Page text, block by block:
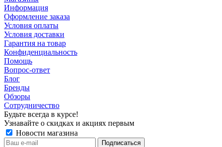
Информация
Оформление заказа
Условия оплаты
Условия доставки
Гарантия на товар
Конфиденциальность
Помощь
Вопрос-ответ
Блог
Бренды
Обзоры
Сотрудничество
Будьте всегда в курсе!
Узнавайте о скидках и акциях первым
Новости магазина